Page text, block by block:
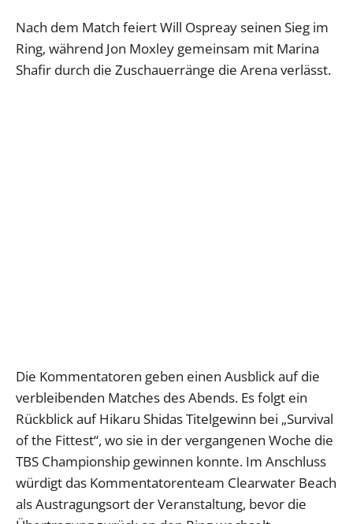
Nach dem Match feiert Will Ospreay seinen Sieg im
Ring, während Jon Moxley gemeinsam mit Marina
Shafir durch die Zuschauerränge die Arena verlässt.
Die Kommentatoren geben einen Ausblick auf die
verbleibenden Matches des Abends. Es folgt ein
Rückblick auf Hikaru Shidas Titelgewinn bei „Survival
of the Fittest“, wo sie in der vergangenen Woche die
TBS Championship gewinnen konnte. Im Anschluss
würdigt das Kommentatorenteam Clearwater Beach
als Austragungsort der Veranstaltung, bevor die